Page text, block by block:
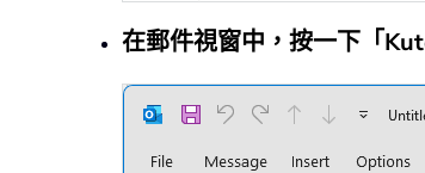
在郵件視窗中，按一下「